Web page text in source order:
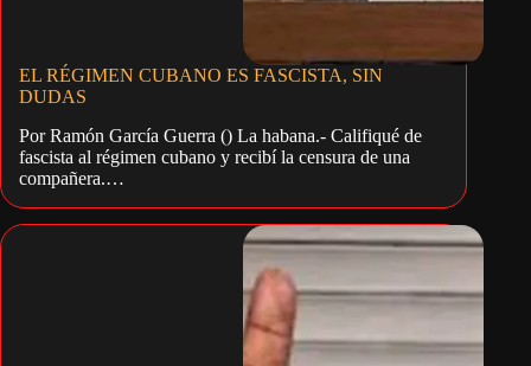
EL RÉGIMEN CUBANO ES FASCISTA, SIN
DUDAS
Por Ramón García Guerra () La habana.- Califiqué de
fascista al régimen cubano y recibí la censura de una
compañera.…